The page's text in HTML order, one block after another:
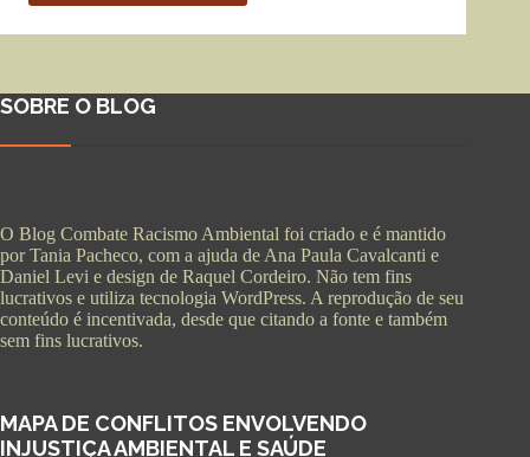
SOBRE O BLOG
O Blog Combate Racismo Ambiental foi criado e é mantido
por Tania Pacheco, com a ajuda de Ana Paula Cavalcanti e
Daniel Levi e design de Raquel Cordeiro. Não tem fins
lucrativos e utiliza tecnologia WordPress. A reprodução de seu
conteúdo é incentivada, desde que citando a fonte e também
sem fins lucrativos.
MAPA DE CONFLITOS ENVOLVENDO
INJUSTIÇA AMBIENTAL E SAÚDE